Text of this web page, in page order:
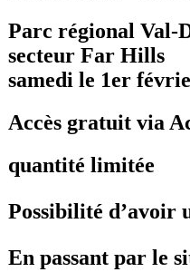
Parc régional Val-
secteur Far Hills
samedi le 1er
Accès gratuit via
quantité limitée
Possibilité d’avoir
En passant par le